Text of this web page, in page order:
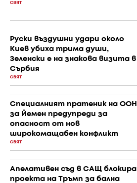
СВЯТ
Руски въздушни удари около
Киев убиха трима души,
Зеленски е на знакова визита в
Сърбия
СВЯТ
Специалният пратеник на ООН
за Йемен предупреди за
опасност от нов
широкомащабен конфликт
СВЯТ
Апелативен съд в САЩ блокира
проекта на Тръмп за бална